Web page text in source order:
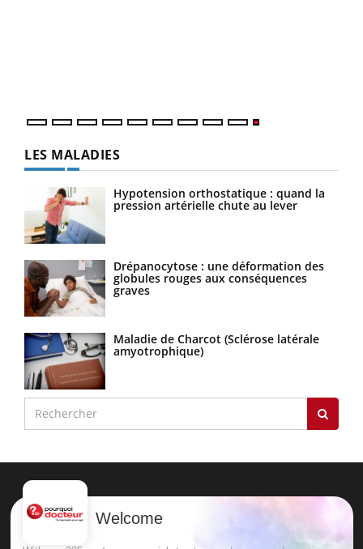
LES MALADIES
Hypotension orthostatique : quand la
pression artérielle chute au lever
Drépanocytose : une déformation des
globules rouges aux conséquences
graves
Maladie de Charcot (Sclérose latérale
amyotrophique)
Welcome